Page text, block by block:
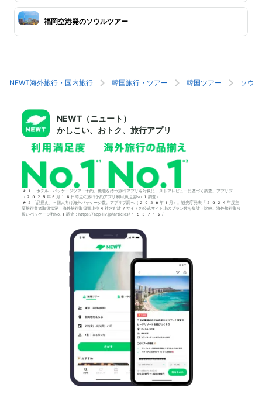
福岡空港発のソウルツアー
NEWT海外旅行・国内旅行 韓国旅行・ツアー 韓国ツアー ソウ
NEWT（ニュート）
かしこい、おトク、旅行アプリ
*1「ホテル・パッケージツアー予約」機能を持つ旅行アプリを対象に、ストアレビューに基づく調査。アプリブ
（2025年6月18日時点の旅行予約アプリ利用満足度No.1調査）
*2「品揃え」＝個人向け海外パッケージ数。アプリブ調べ（2026年1月）。観光庁発表「2024年度主
要旅行業者取扱状況」海外旅行取扱額上位4社含む計7サイトの公式サイト上のプラン数を集計・比較。海外旅行取り
扱いパッケージ数No.1調査：https://app-liv.jp/articles/155712/